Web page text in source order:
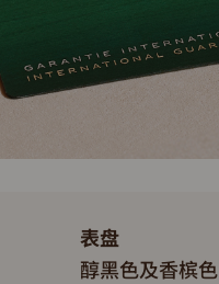
表盘
醇黑色及香槟色